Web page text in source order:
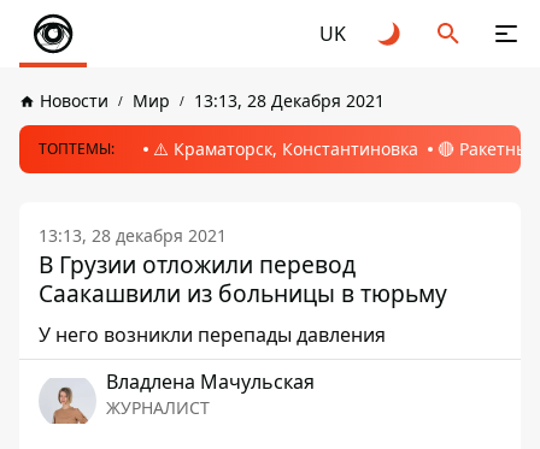
UK
Новости Мир 13:13, 28 Декабря 2021
ТОПТЕМЫ: ⚠️ Краматорск, Константиновка 🔴
13:13, 28 декабря 2021
В Грузии отложили перевод
Саакашвили из больницы в тюрьму
У него возникли перепады давления
Владлена Мачульская
ЖУРНАЛИСТ